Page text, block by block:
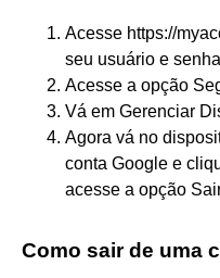
Acesse https://
seu usuário e
Acesse a opção
Vá em Gerenciar
Agora vá no
conta Google e
acesse a opção
Como sair de uma